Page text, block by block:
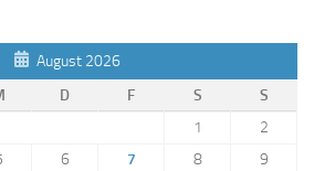
August 2026
D F S
S
1
2
6 7 8
9